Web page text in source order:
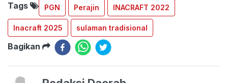
Tags
PGN Perajin INACRAFT 2022
Inacraft 2025 sulaman tradisional
Bagikan